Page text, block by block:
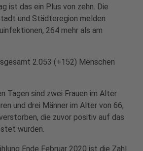
ist das ein Plus von zehn. Die
und Städteregion melden
264 mehr als am
2.053 (+152) Menschen
Tagen sind zwei Frauen im Alter
und drei Männer im Alter von 66,
die zuvor positiv auf das
wurden.
Ende Februar 2020 ist die Zahl